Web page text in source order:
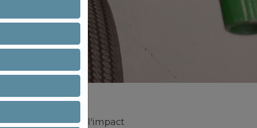
ont été testés à l'impact